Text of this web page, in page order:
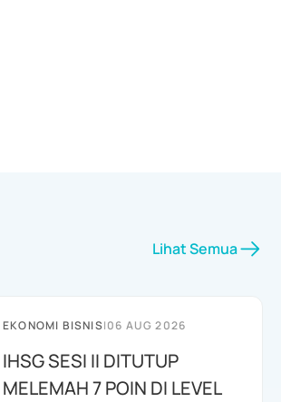
Lihat Semua
EKONOMI BISNIS|06 AUG 2026
IHSG SESI II DITUTUP
MELEMAH 7 POIN DI LEVEL